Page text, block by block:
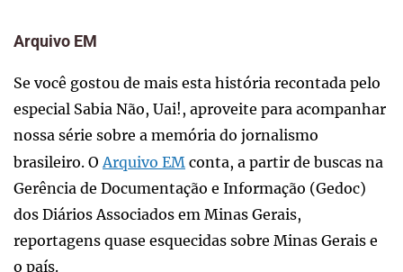
Arquivo EM
Se você gostou de mais esta história recontada pelo
especial Sabia Não, Uai!, aproveite para acompanhar
nossa série sobre a memória do jornalismo
brasileiro. O Arquivo EM conta, a partir de buscas na
Gerência de Documentação e Informação (Gedoc)
dos Diários Associados em Minas Gerais,
reportagens quase esquecidas sobre Minas Gerais e
o país.